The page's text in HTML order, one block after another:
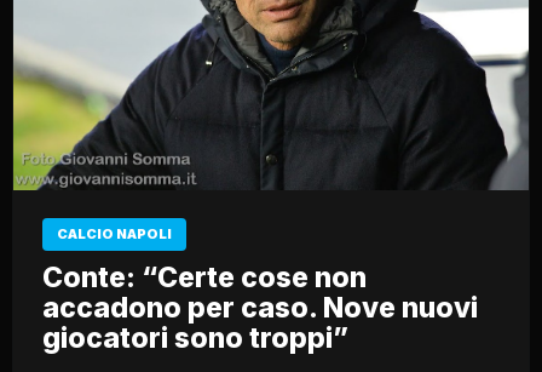
CALCIO NAPOLI
Conte: “Certe cose non
accadono per caso. Nove nuovi
giocatori sono troppi”